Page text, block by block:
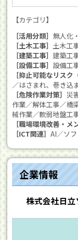
【カテゴリ】
［活用分類］ 無人化
［土木工事］ 土木工
［建築工事］ 建築工
［設備工事］ 設備工
［抑止可能なリスク
／はさまれ、巻き込
［危険作業対策］ 災
作業／解体工事／橋
械作業／軟弱地盤工
［職場環境改善・メ
［ICT関連］ AI／ソ
企業情報
株式会社日